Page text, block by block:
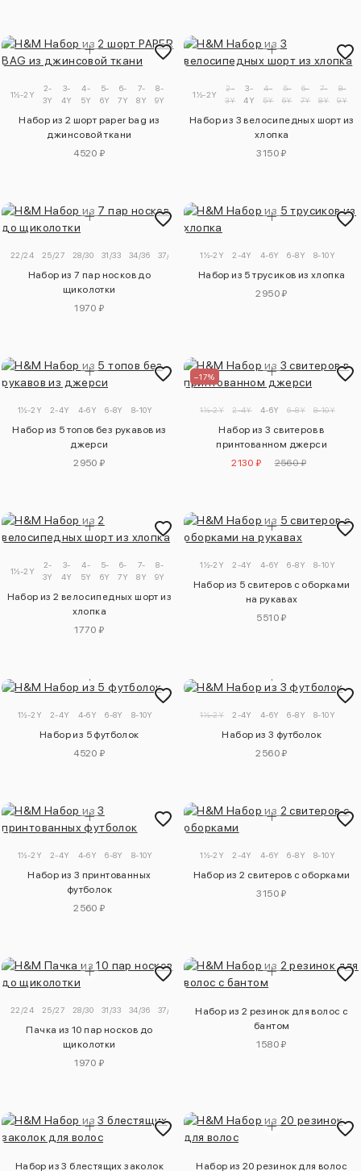
1½-2Y
2-
3Y
3-
4Y
4-
5Y
5-
6Y
6-
7Y
7-
8Y
8-
9Y
Набор из 2 шорт paper bag из
джинсовой ткани
4520 ₽
1½-2Y
2-
3Y
3-
4Y
4-
5Y
5-
6Y
6-
7Y
7-
8Y
8-
9Y
Набор из 3 велосипедных шорт из
хлопка
3150 ₽
22/24 25/27 28/30 31/33 34/36 37/39
Набор из 7 пар носков до
щиколотки
1970 ₽
1½-2Y 2-4Y 4-6Y 6-8Y 8-10Y
Набор из 5 трусиков из хлопка
2950 ₽
1½-2Y 2-4Y 4-6Y 6-8Y 8-10Y
Набор из 5 топов без рукавов из
джерси
2950 ₽
–17%
1½-2Y 2-4Y 4-6Y 6-8Y 8-10Y
Набор из 3 свитеров в
принтованном джерси
2130 ₽
2560 ₽
1½-2Y
2-
3Y
3-
4Y
4-
5Y
5-
6Y
6-
7Y
7-
8Y
8-
9Y
Набор из 2 велосипедных шорт из
хлопка
1770 ₽
1½-2Y 2-4Y 4-6Y 6-8Y 8-10Y
Набор из 5 свитеров с оборками
на рукавах
5510 ₽
1½-2Y 2-4Y 4-6Y 6-8Y 8-10Y
Набор из 5 футболок
4520 ₽
1½-2Y 2-4Y 4-6Y 6-8Y 8-10Y
Набор из 3 футболок
2560 ₽
1½-2Y 2-4Y 4-6Y 6-8Y 8-10Y
Набор из 3 принтованных
футболок
2560 ₽
1½-2Y 2-4Y 4-6Y 6-8Y 8-10Y
Набор из 2 свитеров с оборками
3150 ₽
22/24 25/27 28/30 31/33 34/36 37/39
Пачка из 10 пар носков до
щиколотки
1970 ₽
Набор из 2 резинок для волос с
бантом
1580 ₽
Набор из 3 блестящих заколок
Набор из 20 резинок для волос